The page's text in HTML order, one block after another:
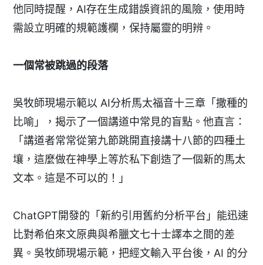
他同時提醒，AI存在生成錯誤資訊的風險，使用時
需設立明確的規範護欄，保持屬靈的明辨。
一個常被跳過的段落
吳牧師現場示範以 AI分析馬太福音十三章「撒種的
比喻」，揭示了一個講道中常見的盲點。他直言：
「講道者常常從第九節跳開直接講十八節的四種土
壤，這麼做在神學上等於私下創造了一個新的馬太
文本。這是不可以的！」
ChatGPT開發的「新約引用舊約分析平台」能迅速
比對希伯來文原典與希臘文七十士譯本之間的差
異。吳牧師現場示範，把經文輸入平台後，AI 的分